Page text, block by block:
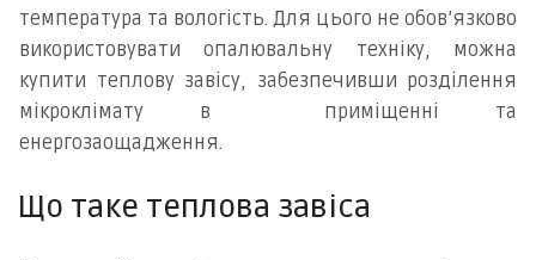
температура та вологість. Для цього не обов’язково
використовувати опалювальну техніку, можна
купити теплову завісу, забезпечивши розділення
мікроклімату в приміщенні та
енергозаощадження.
Що таке теплова завіса